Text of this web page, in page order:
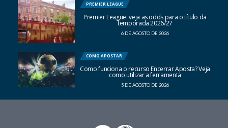
PREMIER LEAGUE
Premier League: veja as odds para o título da
temporada 2026/27
6 DE AGOSTO DE 2026
COMO APOSTAR
Como funciona o recurso Encerrar Aposta? Veja
como utilizar a ferramenta
5 DE AGOSTO DE 2026